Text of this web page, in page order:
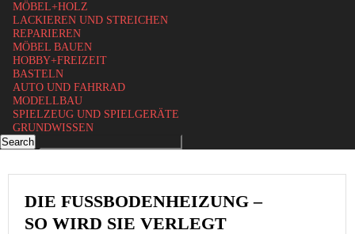
MÖBEL+HOLZ
LACKIEREN UND STREICHEN
REPARIEREN
MÖBEL BAUEN
HOBBY+FREIZEIT
BASTELN
AUTO UND FAHRRAD
MODELLBAU
SPIELZEUG UND SPIELGERÄTE
GRUNDWISSEN
DIE FUSSBODENHEIZUNG – S
O WIRD SIE VERLEGT